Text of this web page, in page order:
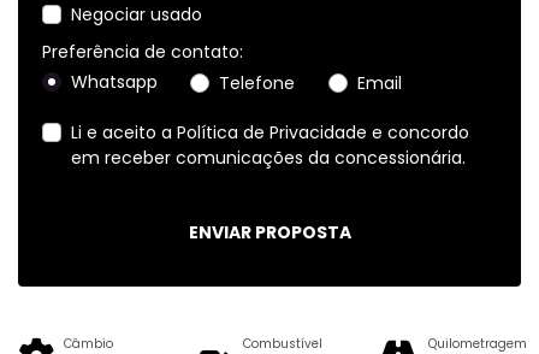
Negociar usado
Preferência de contato:
Whatsapp
Telefone Email
Li e aceito a Política de Privacidade e concordo
em receber comunicações da concessionária.
ENVIAR PROPOSTA
Câmbio Combustível Quilometragem